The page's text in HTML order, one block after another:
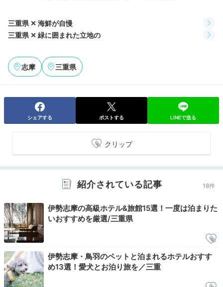
夕食後は夜のアクティビティ「焚火カフェ」でデザート
コーヒーを片手に語らう時間はご褒美そのもの。満天の
星に包まれる、至福のリゾートステイを満喫できます。
「焚火カフェ」に参加しました♪焚火でトロトロになっ
たマシュマロを皆で食べながら、夜の優雅な時間を過ご
ったです♪
Spa
22:00
三重県 ✕ 海鮮が自慢
三重県 ✕ 緑に囲まれた立地の
志摩 三重県
シェアする ポストする LINEで送る
クリップ
紹介されている記事 18件
伊勢志摩の高級ホテル&旅館15選！一度は泊まりた
いおすすめを厳選/三重県
伊勢志摩・鳥羽のペットと泊まれるホテルおすす
め13選！愛犬とお泊り旅を／三重